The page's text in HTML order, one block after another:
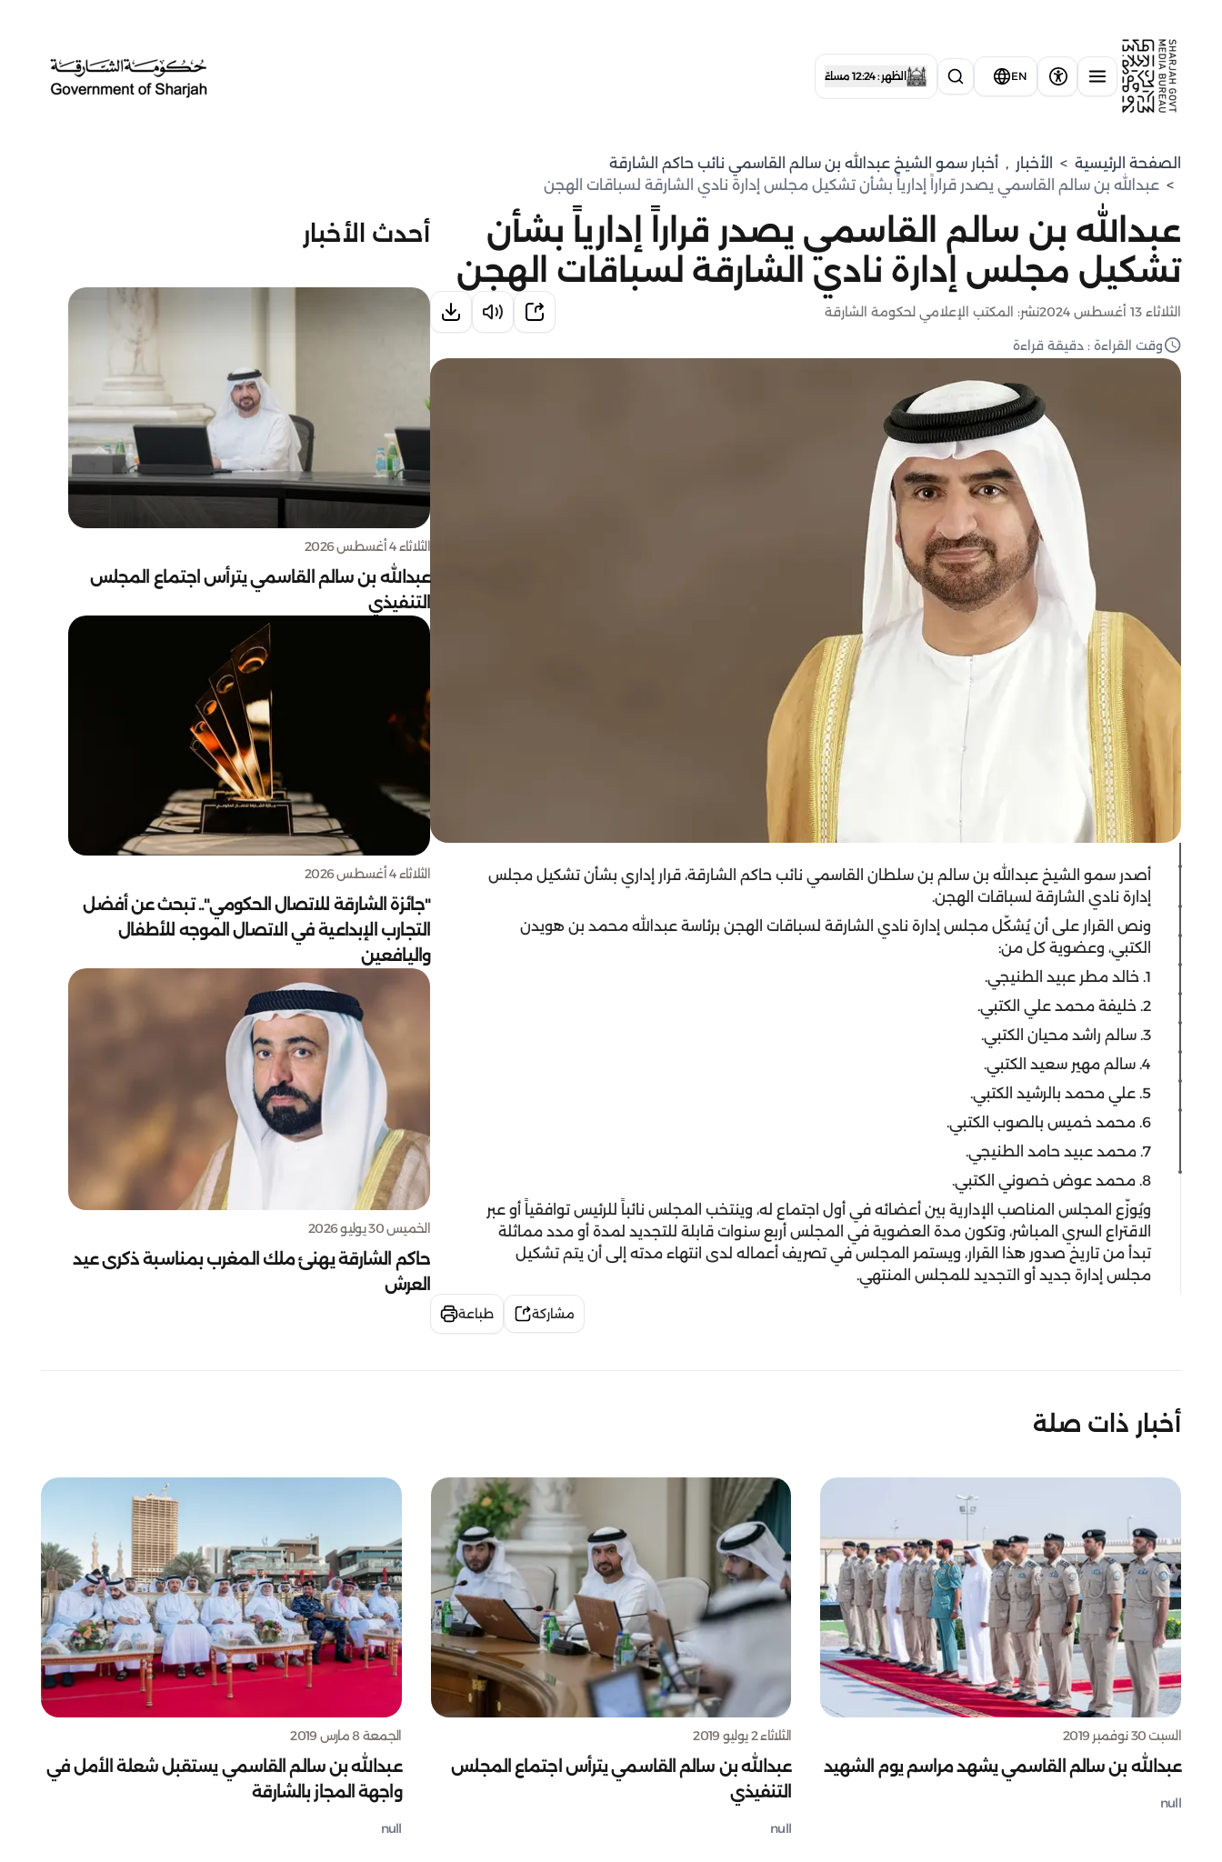
EN الظهر : 12:24 مساءً
الصفحة الرئيسية > الأخبار , ⁠أخبار سمو الشيخ عبدالله بن سالم القاسمي نائب حاكم الشارقة
> عبدالله بن سالم القاسمي يصدر قراراً إدارياً بشأن تشكيل مجلس إدارة نادي الشارقة لسباقات الهجن
عبدالله بن سالم القاسمي يصدر قراراً إدارياً بشأن
تشكيل مجلس إدارة نادي الشارقة لسباقات الهجن
الثلاثاء 13 أغسطس 2024 نشر: المكتب الإعلامي لحكومة الشارقة
وقت القراءة : دقيقة قراءة
أصدر سمو الشيخ عبدالله بن سالم بن سلطان القاسمي نائب حاكم الشارقة، قرار إداري بشأن تشكيل مجلس
إدارة نادي الشارقة لسباقات الهجن.
ونص القرار على أن يُشكّل مجلس إدارة نادي الشارقة لسباقات الهجن برئاسة عبدالله محمد بن هويدن
الكتبي، وعضوية كل من:
1. خالد مطر عبيد الطنيجي.
2. خليفة محمد علي الكتبي.
3. سالم راشد محيان الكتبي.
4. سالم مهير سعيد الكتبي.
5. علي محمد بالرشيد الكتبي.
6. محمد خميس بالصوب الكتبي.
7. محمد عبيد حامد الطنيجي.
8. محمد عوض خصوني الكتبي.
ويُوزّع المجلس المناصب الإدارية بين أعضائه في أول اجتماع له، وينتخب المجلس نائباً للرئيس توافقياً أو عبر
الاقتراع السري المباشر، وتكون مدة العضوية في المجلس أربع سنوات قابلة للتجديد لمدة أو مدد مماثلة
تبدأ من تاريخ صدور هذا القرار، ويستمر المجلس في تصريف أعماله لدى انتهاء مدته إلى أن يتم تشكيل
مجلس إدارة جديد أو التجديد للمجلس المنتهي.
مشاركة طباعة
أحدث الأخبار
الثلاثاء 4 أغسطس 2026
عبدالله بن سالم القاسمي يترأس اجتماع المجلس
التنفيذي
الثلاثاء 4 أغسطس 2026
"جائزة الشارقة للاتصال الحكومي".. تبحث عن أفضل
التجارب الإبداعية في الاتصال الموجه للأطفال
واليافعين
الخميس 30 يوليو 2026
حاكم الشارقة يهنئ ملك المغرب بمناسبة ذكرى عيد
العرش
أخبار ذات صلة
السبت 30 نوفمبر 2019
عبدالله بن سالم القاسمي يشهد مراسم يوم الشهيد
null
الثلاثاء 2 يوليو 2019
عبدالله بن سالم القاسمي يترأس اجتماع المجلس
التنفيذي
null
الجمعة 8 مارس 2019
عبدالله بن سالم القاسمي يستقبل شعلة الأمل في
واجهة المجاز بالشارقة
null